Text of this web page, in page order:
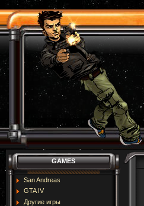
GAMES
San Andreas
GTA IV
Другие игры